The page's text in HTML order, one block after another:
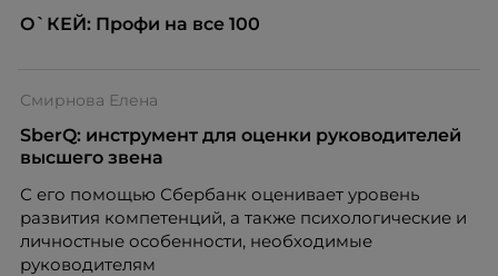
О`КЕЙ: Профи на все 100
Смирнова Елена
SberQ: инструмент для оценки руководителей
высшего звена
С его помощью Сбербанк оценивает уровень
развития компетенций, а также психологические и
личностные особенности, необходимые
руководителям